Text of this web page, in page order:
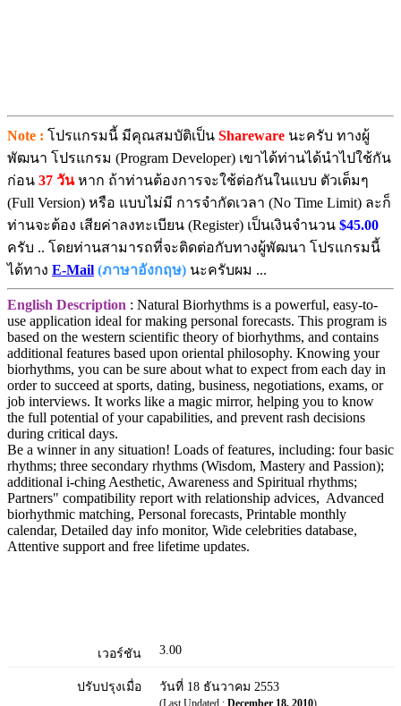
Note : โปรแกรมนี้ มีคุณสมบัติเป็น Shareware นะครับ ทางผู้
พัฒนา โปรแกรม (Program Developer) เขาได้ท่านได้นำไปใช้กัน
ก่อน 37 วันหาก ถ้าท่านต้องการจะใช้ต่อกันในแบบ ตัวเต็มๆ
(Full Version) หรือ แบบไม่มี การจำกัดเวลา (No Time Limit) ละก็
ท่านจะต้อง เสียค่าลงทะเบียน (Register) เป็นเงินจำนวน $45.00
ครับ .. โดยท่านสามารถที่จะติดต่อกับทางผู้พัฒนา โปรแกรมนี้
ได้ทาง E-Mail (ภาษาอังกฤษ) นะครับผม ...
English Description : Natural Biorhythms is a powerful, easy-to-
use application ideal for making personal forecasts. This program is
based on the western scientific theory of biorhythms, and contains
additional features based upon oriental philosophy. Knowing your
biorhythms, you can be sure about what to expect from each day in
order to succeed at sports, dating, business, negotiations, exams, or
job interviews. It works like a magic mirror, helping you to know
the full potential of your capabilities, and prevent rash decisions
during critical days.
Be a winner in any situation! Loads of features, including: four basic
rhythms; three secondary rhythms (Wisdom, Mastery and Passion);
additional i-ching Aesthetic, Awareness and Spiritual rhythms;
Partners" compatibility report with relationship advices, Advanced
biorhythmic matching, Personal forecasts, Printable monthly
calendar, Detailed day info monitor, Wide celebrities database,
Attentive support and free lifetime updates.
เวอร์ชัน 3.00
ปรับปรุงเมื่อ วันที่ 18 ธันวาคม 2553